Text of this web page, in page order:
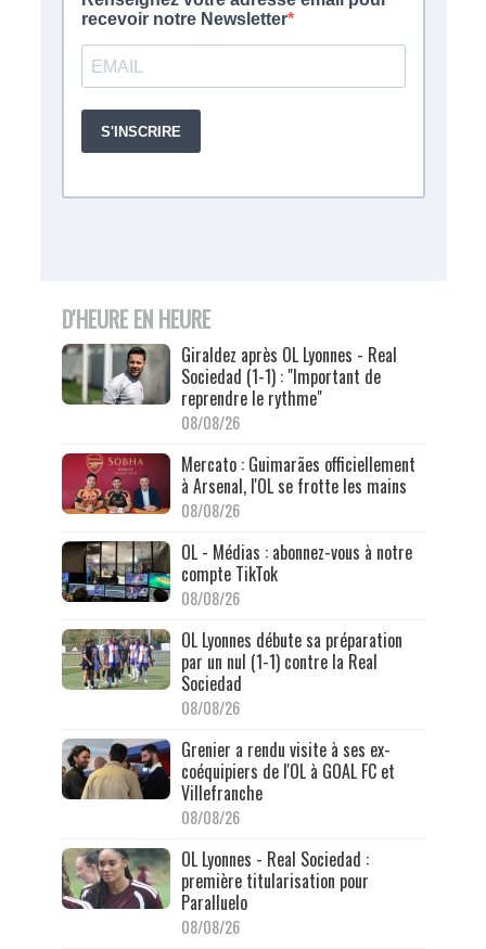
D'HEURE EN HEURE
Giraldez après OL Lyonnes - Real
Sociedad (1-1) : "Important de
reprendre le rythme"
08/08/26
Mercato : Guimarães officiellement
à Arsenal, l'OL se frotte les mains
08/08/26
OL - Médias : abonnez-vous à notre
compte TikTok
08/08/26
OL Lyonnes débute sa préparation
par un nul (1-1) contre la Real
Sociedad
08/08/26
Grenier a rendu visite à ses ex-
coéquipiers de l'OL à GOAL FC et
Villefranche
08/08/26
OL Lyonnes - Real Sociedad :
première titularisation pour
Paralluelo
08/08/26